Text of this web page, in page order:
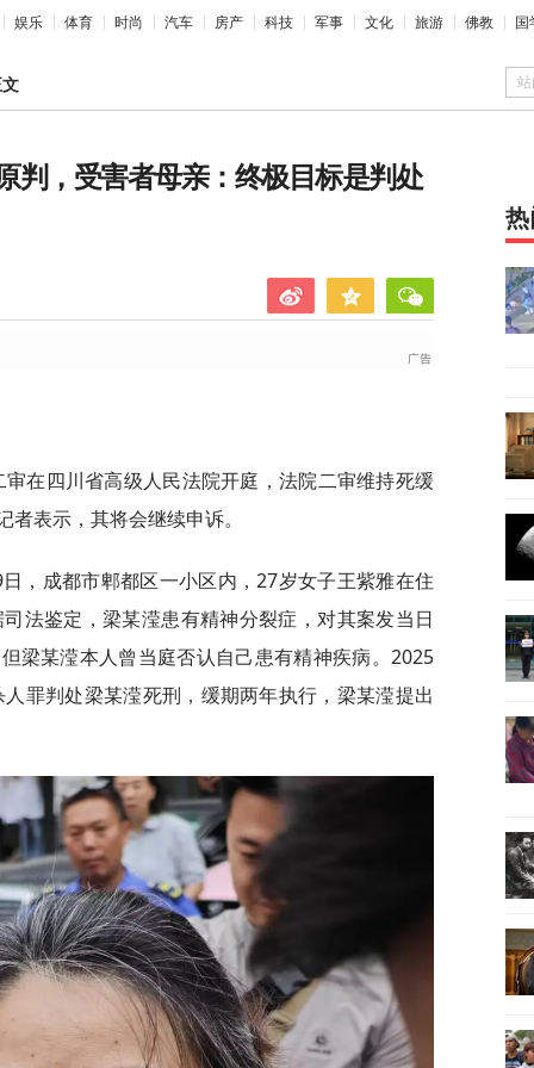
娱乐 体育 时尚 汽车 房产 科技 军事 文化 旅游 佛教 国
判，受害者母亲：终极目标是判处
在四川省高级人民法院开庭，法院二审维持死缓
表示，其将会继续申诉。
，成都市郫都区一小区内，27岁女子王紫雅在住
法鉴定，梁某滢患有精神分裂症，对其案发当日
梁某滢本人曾当庭否认自己患有精神疾病。2025
罪判处梁某滢死刑，缓期两年执行，梁某滢提出
热